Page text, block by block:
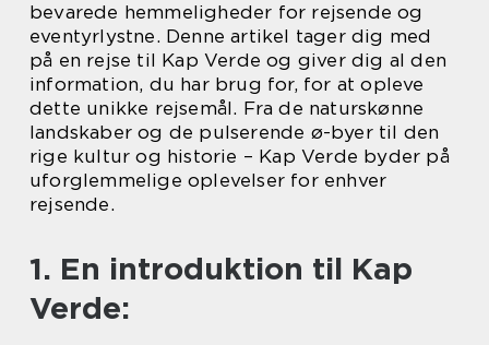
bevarede hemmeligheder for rejsende og
eventyrlystne. Denne artikel tager dig med
på en rejse til Kap Verde og giver dig al den
information, du har brug for, for at opleve
dette unikke rejsemål. Fra de naturskønne
landskaber og de pulserende ø-byer til den
rige kultur og historie – Kap Verde byder på
uforglemmelige oplevelser for enhver
rejsende.
1. En introduktion til Kap
Verde: